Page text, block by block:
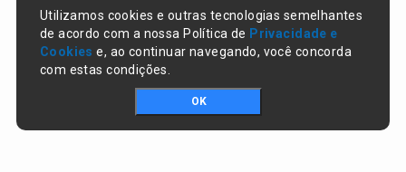
Utilizamos cookies e outras tecnologias semelhantes
de acordo com a nossa Política de Privacidade e
Cookies e, ao continuar navegando, você concorda
com estas condições.
OK